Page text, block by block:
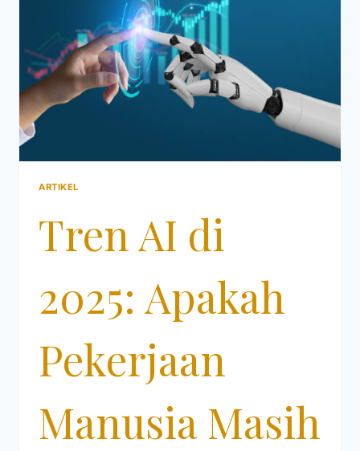
ARTIKEL
Tren AI di
2025: Apakah
Pekerjaan
Manusia Masih